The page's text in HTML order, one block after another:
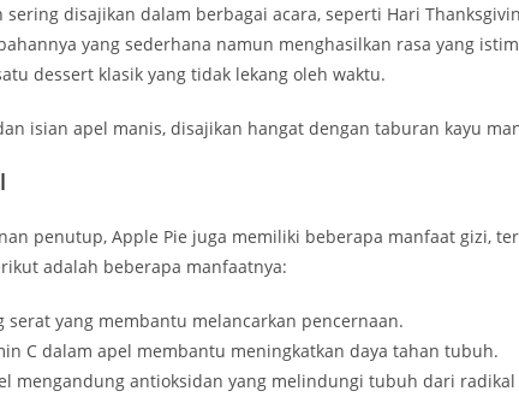
disajikan dalam berbagai acara, seperti Hari
yang sederhana namun menghasilkan rasa yang
dessert klasik yang tidak lekang oleh waktu.
penutup, Apple Pie juga memiliki beberapa manfaat gizi,
adalah beberapa manfaatnya:
serat yang membantu melancarkan pencernaan.
C dalam apel membantu meningkatkan daya tahan tubuh.
mengandung antioksidan yang melindungi tubuh dari radikal